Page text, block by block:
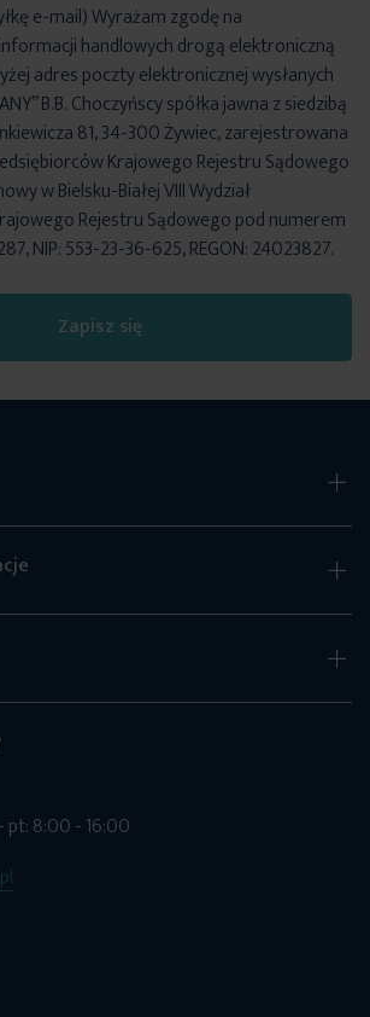
Zapisz się
e-mail) Wyrażam zgodę na
handlowych drogą elektroniczną
adres poczty elektronicznej wysłanych
B.B. Choczyńscy spółka jawna z siedzibą
81, 34-300 Żywiec, zarejestrowana
Krajowego Rejestru Sądowego
w Bielsku-Białej VIII Wydział
Rejestru Sądowego pod numerem
NIP: 553-23-36-625, REGON: 24023827.
pt: 8:00 - 16:00